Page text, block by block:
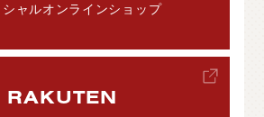
シャルオンラインショップ
RAKUTEN